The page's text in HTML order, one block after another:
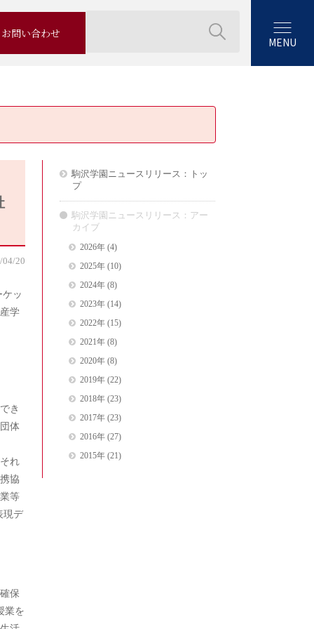
お問い合わせ
MENU
04/20
ッ
学
き
体
れ
協
等
現デ
保
業を
駒沢学園ニュースリリース：トッ
プ
駒沢学園ニュースリリース：アー
カイブ
2026年(4)
2025年(10)
2024年(8)
2023年(14)
2022年(15)
2021年(8)
2020年(8)
2019年(22)
2018年(23)
2017年(23)
2016年(27)
2015年(21)